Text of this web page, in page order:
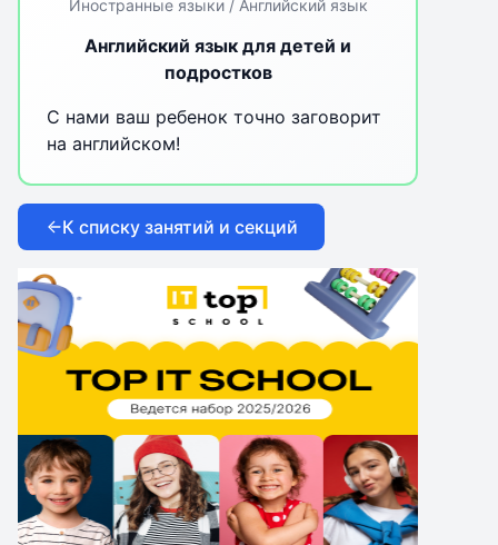
Иностранные языки / Английский язык
Английский язык для детей и
подростков
С нами ваш ребенок точно заговорит
на английском!
К списку занятий и секций